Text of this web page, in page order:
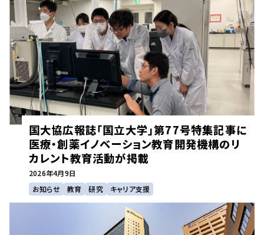
国大協広報誌「国立大学」第77号特集記事に
医療・創薬イノベーション教育開発機構のリ
カレント教育活動が掲載
2026年4月9日
お知らせ
教育 研究 キャリア支援